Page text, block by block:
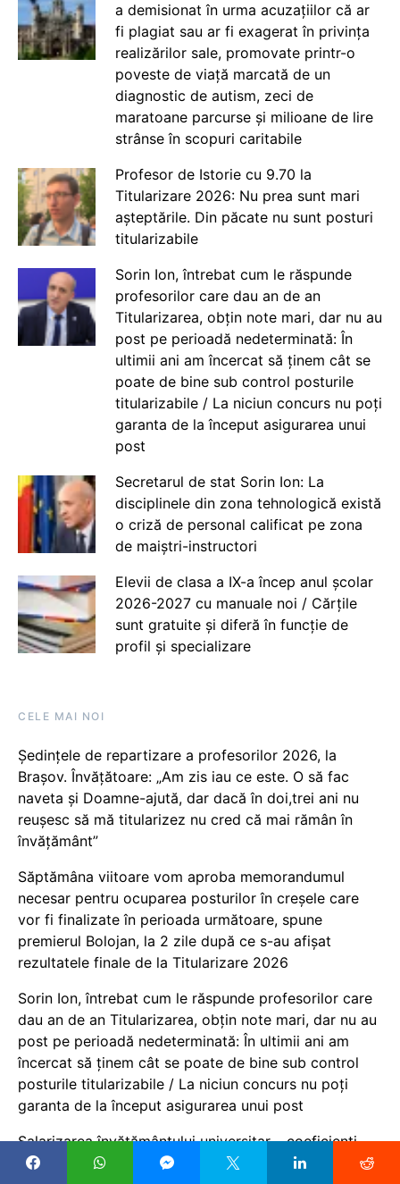
a demisionat în urma acuzațiilor că ar
fi plagiat sau ar fi exagerat în privința
realizărilor sale, promovate printr-o
poveste de viață marcată de un
diagnostic de autism, zeci de
maratoane parcurse și milioane de lire
strânse în scopuri caritabile
Profesor de Istorie cu 9.70 la
Titularizare 2026: Nu prea sunt mari
așteptările. Din păcate nu sunt posturi
titularizabile
Sorin Ion, întrebat cum le răspunde
profesorilor care dau an de an
Titularizarea, obțin note mari, dar nu au
post pe perioadă nedeterminată: În
ultimii ani am încercat să ținem cât se
poate de bine sub control posturile
titularizabile / La niciun concurs nu poți
garanta de la început asigurarea unui
post
Secretarul de stat Sorin Ion: La
disciplinele din zona tehnologică există
o criză de personal calificat pe zona
de maiștri-instructori
Elevii de clasa a IX-a încep anul școlar
2026-2027 cu manuale noi / Cărțile
sunt gratuite și diferă în funcție de
profil și specializare
CELE MAI NOI
Ședințele de repartizare a profesorilor 2026, la
Brașov. Învățătoare: „Am zis iau ce este. O să fac
naveta și Doamne-ajută, dar dacă în doi,trei ani nu
reușesc să mă titularizez nu cred că mai rămân în
învățământ”
Săptămâna viitoare vom aproba memorandumul
necesar pentru ocuparea posturilor în creșele care
vor fi finalizate în perioada următoare, spune
premierul Bolojan, la 2 zile după ce s-au afișat
rezultatele finale de la Titularizare 2026
Sorin Ion, întrebat cum le răspunde profesorilor care
dau an de an Titularizarea, obțin note mari, dar nu au
post pe perioadă nedeterminată: În ultimii ani am
încercat să ținem cât se poate de bine sub control
posturile titularizabile / La niciun concurs nu poți
garanta de la început asigurarea unui post
Salarizarea învățământului universitar – coeficienți
prea mici sau taxare pe muncă prea mare?